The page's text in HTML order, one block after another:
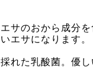
サのおから成分を
エサになります。
れた乳酸菌。優